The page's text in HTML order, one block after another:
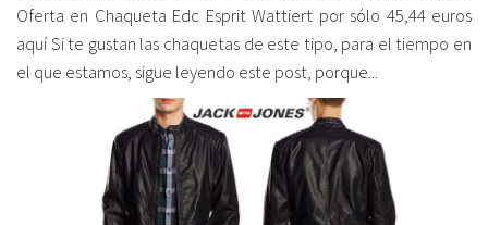
Oferta en Chaqueta Edc Esprit Wattiert por sólo 45,44 euros
aquí Si te gustan las chaquetas de este tipo, para el tiempo en
el que estamos, sigue leyendo este post, porque...